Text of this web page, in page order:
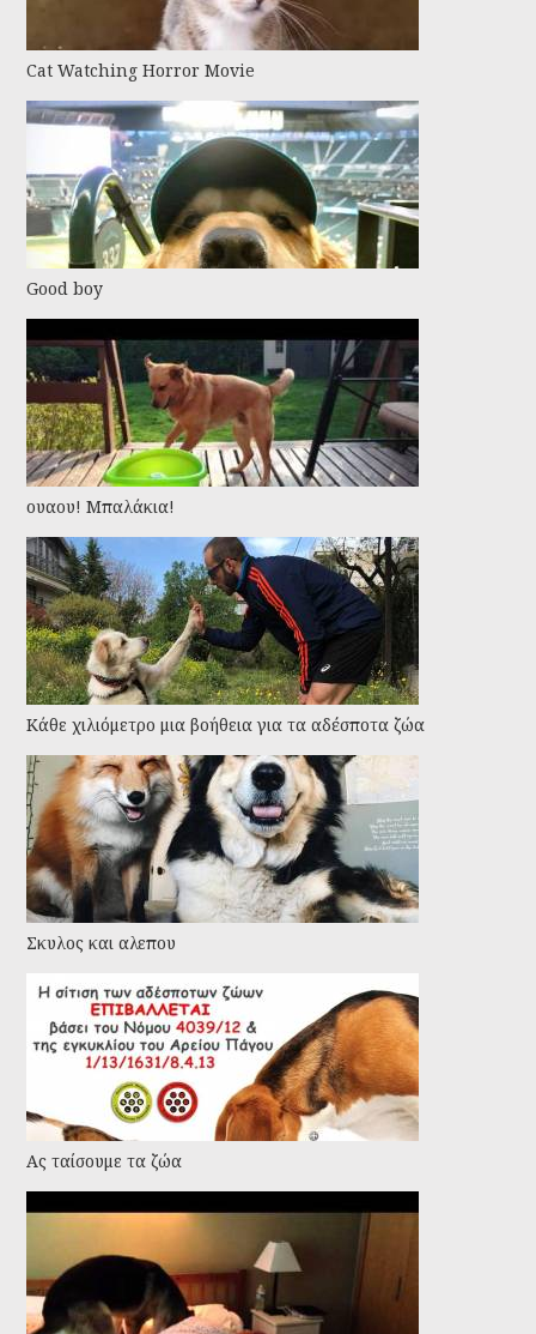
Cat Watching Horror Movie
Good boy
ουαου! Μπαλάκια!
Kάθε χιλιόμετρο μια βοήθεια για τα αδέσποτα ζώα
Σκυλος και αλεπου
Ας ταίσουμε τα ζώα